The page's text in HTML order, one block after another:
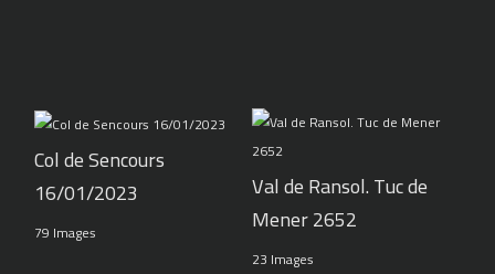
Col de Sencours
16/01/2023
79 Images
Val de Ransol. Tuc de
Mener 2652
23 Images